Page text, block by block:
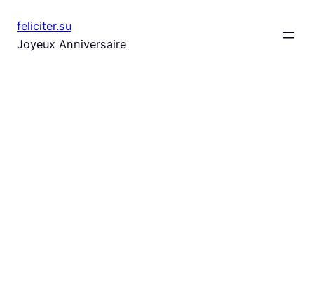
au
contenu
feliciter.su
Joyeux Anniversaire